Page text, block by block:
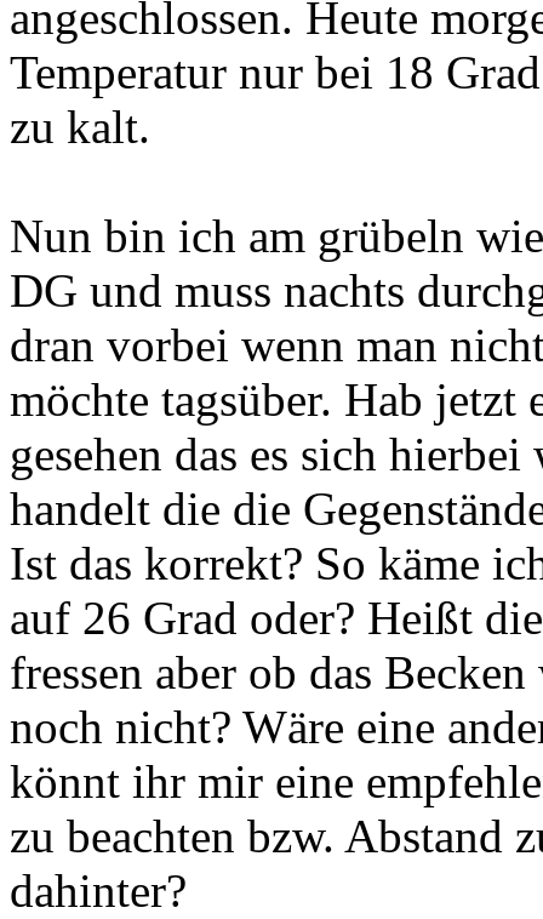
angeschlossen. Heute
Temperatur nur bei 18
zu kalt.
Nun bin ich am grübeln
DG und muss nachts
dran vorbei wenn man
möchte tagsüber. Hab jetzt
gesehen das es sich
handelt die die
Ist das korrekt? So käme
auf 26 Grad oder? Heißt
fressen aber ob das
noch nicht? Wäre eine
könnt ihr mir eine
zu beachten bzw. Abstand
dahinter?